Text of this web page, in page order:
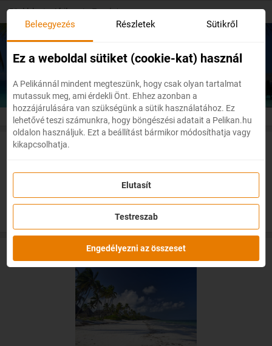
main
content
Főoldal / Afrika / Tanzánia
Olcsó repülőjegyekTanzánia
Beleegyezés Részletek Sütikről
Ez a weboldal sütiket (cookie-kat) használ
A Pelikánnál mindent megteszünk, hogy csak olyan tartalmat
mutassuk meg, ami érdekli Önt. Ehhez azonban a
hozzájárulására van szükségünk a sütik használatához. Ez
lehetővé teszi számunkra, hogy böngészési adatait a Pelikan.hu
oldalon használjuk. Ezt a beállítást bármikor módosíthatja vagy
kikapcsolhatja.
Elutasít
Testreszab
Engedélyezni az összeset